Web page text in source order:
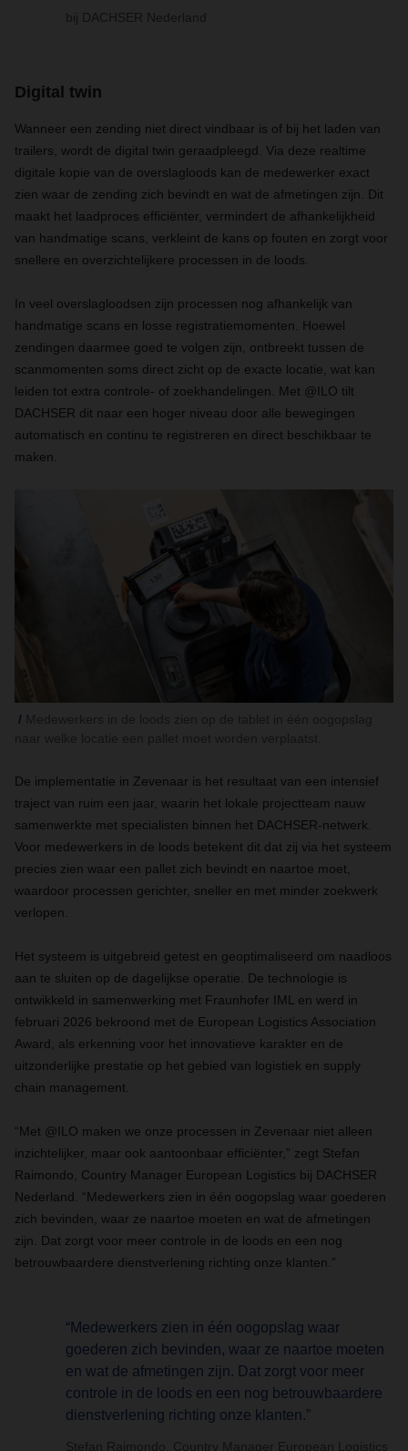
bij DACHSER Nederland
Digital twin
Wanneer een zending niet direct vindbaar is of bij het laden van
trailers, wordt de digital twin geraadpleegd. Via deze realtime
digitale kopie van de overslagloods kan de medewerker exact
zien waar de zending zich bevindt en wat de afmetingen zijn. Dit
maakt het laadproces efficiënter, vermindert de afhankelijkheid
van handmatige scans, verkleint de kans op fouten en zorgt voor
snellere en overzichtelijkere processen in de loods.
In veel overslagloodsen zijn processen nog afhankelijk van
handmatige scans en losse registratiemomenten. Hoewel
zendingen daarmee goed te volgen zijn, ontbreekt tussen de
scanmomenten soms direct zicht op de exacte locatie, wat kan
leiden tot extra controle- of zoekhandelingen. Met @ILO tilt
DACHSER dit naar een hoger niveau door alle bewegingen
automatisch en continu te registreren en direct beschikbaar te
maken.
De implementatie in Zevenaar is het resultaat van een intensief
traject van ruim een jaar, waarin het lokale projectteam nauw
samenwerkte met specialisten binnen het DACHSER-netwerk.
Voor medewerkers in de loods betekent dit dat zij via het systeem
precies zien waar een pallet zich bevindt en naartoe moet,
waardoor processen gerichter, sneller en met minder zoekwerk
verlopen.
Het systeem is uitgebreid getest en geoptimaliseerd om naadloos
aan te sluiten op de dagelijkse operatie. De technologie is
ontwikkeld in samenwerking met Fraunhofer IML en werd in
februari 2026 bekroond met de European Logistics Association
Award, als erkenning voor het innovatieve karakter en de
uitzonderlijke prestatie op het gebied van logistiek en supply
chain management.
“Met @ILO maken we onze processen in Zevenaar niet alleen
inzichtelijker, maar ook aantoonbaar efficiënter,” zegt Stefan
Raimondo, Country Manager European Logistics bij DACHSER
Nederland. “Medewerkers zien in één oogopslag waar goederen
zich bevinden, waar ze naartoe moeten en wat de afmetingen
zijn. Dat zorgt voor meer controle in de loods en een nog
betrouwbaardere dienstverlening richting onze klanten.”
“Medewerkers zien in één oogopslag waar
goederen zich bevinden, waar ze naartoe moeten
en wat de afmetingen zijn. Dat zorgt voor meer
controle in de loods en een nog betrouwbaardere
dienstverlening richting onze klanten.”
Stefan Raimondo, Country Manager European Logistics